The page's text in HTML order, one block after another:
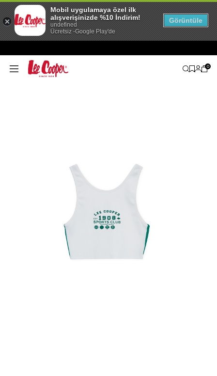
0
Mobil uygulamaya özel ilk
alışverişinizde %10 İndirim!
undefined
Ücretsiz -Google Play'de
Görüntüle